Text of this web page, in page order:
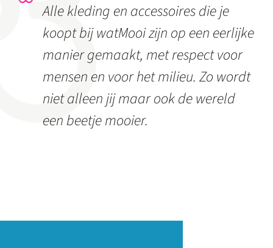
Alle kleding en accessoires die je
koopt bij watMooi zijn op een eerlijke
manier gemaakt, met respect voor
mensen en voor het milieu. Zo wordt
niet alleen jij maar ook de wereld
een beetje mooier.